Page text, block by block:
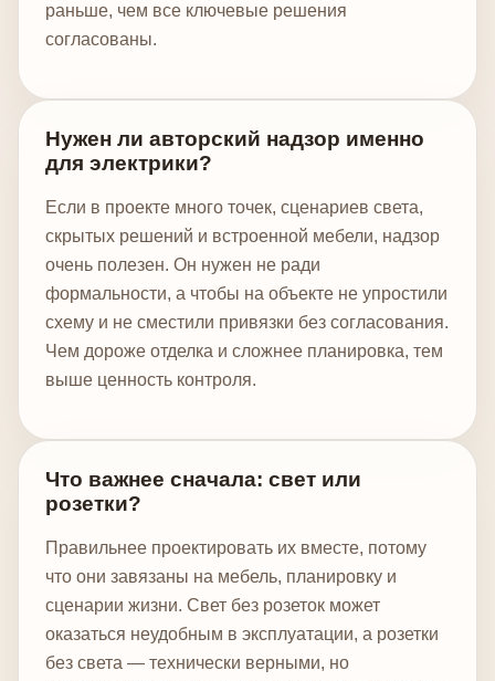
раньше, чем все ключевые решения
согласованы.
Нужен ли авторский надзор именно
для электрики?
Если в проекте много точек, сценариев света,
скрытых решений и встроенной мебели, надзор
очень полезен. Он нужен не ради
формальности, а чтобы на объекте не упростили
схему и не сместили привязки без согласования.
Чем дороже отделка и сложнее планировка, тем
выше ценность контроля.
Что важнее сначала: свет или
розетки?
Правильнее проектировать их вместе, потому
что они завязаны на мебель, планировку и
сценарии жизни. Свет без розеток может
оказаться неудобным в эксплуатации, а розетки
без света — технически верными, но